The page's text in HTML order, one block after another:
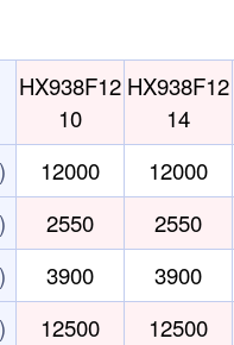
HX938F12
10
HX938F12
14
12000 12000
2550 2550
3900 3900
12500 12500